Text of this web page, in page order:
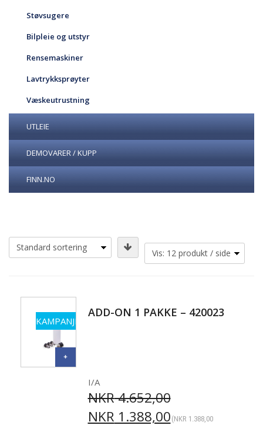
Støvsugere
Bilpleie og utstyr
Rensemaskiner
Lavtrykksprøyter
Væskeutrustning
UTLEIE
DEMOVARER / KUPP
FINN.NO
KAMPANJE
ADD-ON 1 PAKKE – 420023
I/A
NKR4.652,00
NKR 1.388,00 (NKR 1.388,00